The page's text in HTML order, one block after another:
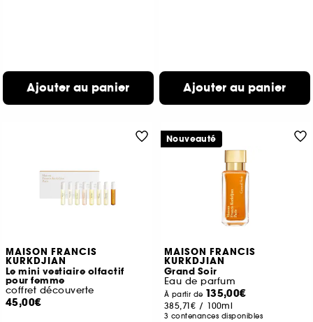
Ajouter au panier Ajouter au panier
MAISON FRANCIS
KURKDJIAN
Le mini vestiaire olfactif
pour femme
coffret découverte
45,00€
MAISON FRANCIS
KURKDJIAN
Grand Soir
Eau de parfum
À partir de 135,00€
385,71€ / 100ml
3 contenances disponibles
Nouveauté